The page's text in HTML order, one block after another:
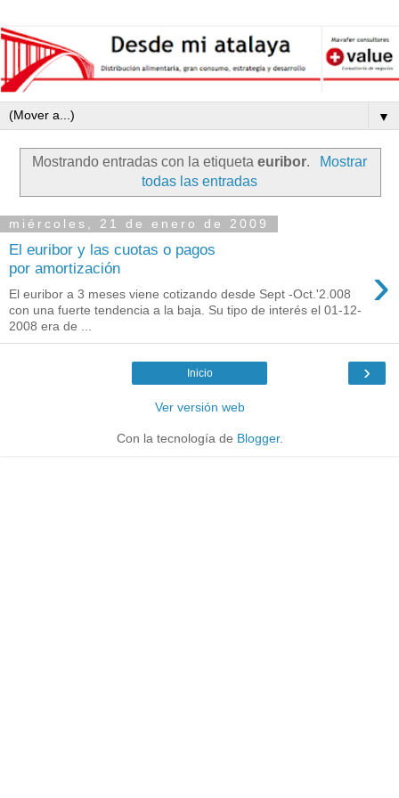
▼
Mostrando entradas con la etiquetaeuribor.
Mostrar
todas las entradas
miércoles, 21 de enero de 2009
El euribor y las cuotas o pagos
por amortización
›
El euribor a 3 meses viene cotizando desde Sept -Oct.'2.008
con una fuerte tendencia a la baja. Su tipo de interés el 01-12-
2008 era de ...
›
Inicio
Ver versión web
Con la tecnología de Blogger.